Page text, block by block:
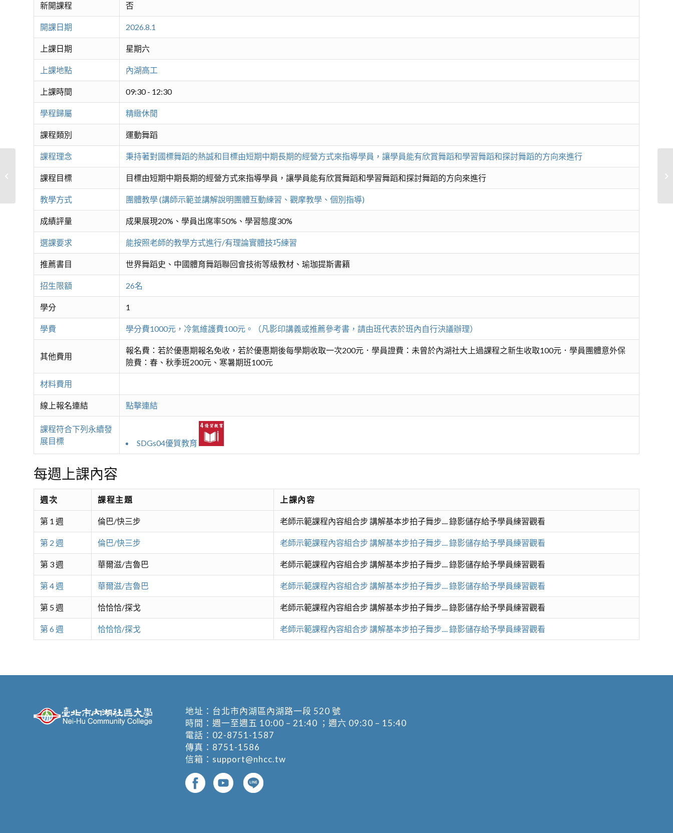
新開課程 否
開課日期 2026.8.1
上課日期 星期六
上課地點 內湖高工
上課時間 09:30 - 12:30
學程歸屬 精緻休閒
課程類別 運動舞蹈
課程理念 秉持著對國標舞蹈的熱誠和目標由短期中期長期的經營方式來指導學員，讓學員能有欣賞舞蹈和學習舞蹈和探討舞蹈的方向來進行
課程目標 目標由短期中期長期的經營方式來指導學員，讓學員能有欣賞舞蹈和學習舞蹈和探討舞蹈的方向來進行
教學方式 團體教學 (講師示範並講解說明團體互動練習、觀摩教學、個別指導)
成績評量 成果展現20%、學員出席率50%、學習態度30%
選課要求 能按照老師的教學方式進行/有理論實體技巧練習
推薦書目 世界舞蹈史、中國體育舞蹈聯回會技術等級教材、瑜珈提斯書籍
招生限額 26名
學分 1
學費 學分費1000元，冷氣維護費100元。（凡影印講義或推薦參考書，請由班代表於班內自行決議辦理）
其他費用
報名費：若於優惠期報名免收，若於優惠期後每學期收取一次200元．學員證費：未曾於內湖社大上過課程之新生收取100元．學員團體意外保
險費：春、秋季班200元、寒暑期班100元
材料費用
線上報名連結 點擊連結
課程符合下列永續發
展目標
SDGs04優質教育
每週上課內容
週次 課程主題 上課內容
第 1 週 倫巴/快三步 老師示範課程內容組合步 講解基本步拍子舞步.... 錄影儲存給予學員練習觀看
第 2 週 倫巴/快三步 老師示範課程內容組合步 講解基本步拍子舞步.... 錄影儲存給予學員練習觀看
第 3 週 華爾滋/吉魯巴 老師示範課程內容組合步 講解基本步拍子舞步.... 錄影儲存給予學員練習觀看
第 4 週 華爾滋/吉魯巴 老師示範課程內容組合步 講解基本步拍子舞步.... 錄影儲存給予學員練習觀看
第 5 週 恰恰恰/探戈 老師示範課程內容組合步 講解基本步拍子舞步.... 錄影儲存給予學員練習觀看
第 6 週 恰恰恰/探戈 老師示範課程內容組合步 講解基本步拍子舞步.... 錄影儲存給予學員練習觀看
地址： 台北市內湖區內湖路一段 520 號
時間：週一至週五 10:00 – 21:40 ；週六 09:30 – 15:40
電話： 02-8751-1587
傳真：8751-1586
信箱： support@nhcc.tw
健康休閒排舞〈進階2〉